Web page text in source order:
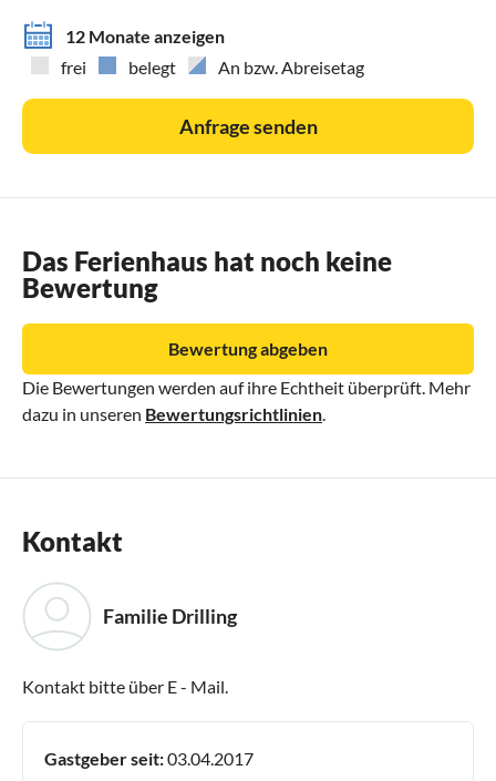
12 Monate anzeigen
frei
belegt An bzw. Abreisetag
Anfrage senden
Das Ferienhaus hat noch keine
Bewertung
Die Bewertungen werden auf ihre Echtheit überprüft. Mehr
dazu in unseren Bewertungsrichtlinien
Bewertung abgeben
Kontakt
Familie Drilling
Kontakt bitte über E - Mail.
Gastgeber seit:03.04.2017